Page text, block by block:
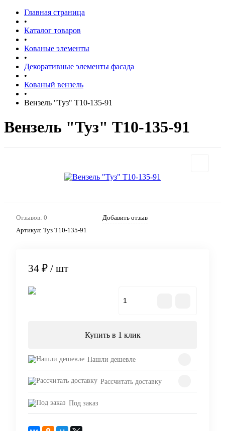
Главная страница
•
Каталог товаров
•
Кованые элементы
•
Декоративные элементы фасада
•
Кованый вензель
•
Вензель "Туз" Т10-135-91
Вензель "Туз" Т10-135-91
Отзывов: 0
Добавить отзыв
Артикул: Туз Т10-135-91
34 ₽ / шт
Купить в 1 клик
Нашли дешевле
Рассчитать доставку
Под заказ